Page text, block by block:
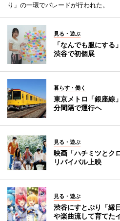
り」の一環でパレードが行われた。
見る・遊ぶ
「なんでも服にする
渋谷で初個展
暮らす・働く
東京メトロ「銀座
分間隔で運行へ
見る・遊ぶ
映画「ハチミツとク
リバイバル上映
見る・遊ぶ
渋谷にすとぷり「縁
や楽曲流して育てた